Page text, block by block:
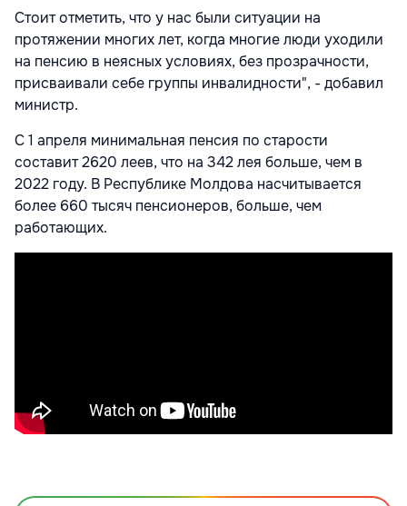
Стоит отметить, что у нас были ситуации на
протяжении многих лет, когда многие люди уходили
на пенсию в неясных условиях, без прозрачности,
присваивали себе группы инвалидности", - добавил
министр.
С 1 апреля минимальная пенсия по старости
составит 2620 леев, что на 342 лея больше, чем в
2022 году. В Республике Молдова насчитывается
более 660 тысяч пенсионеров, больше, чем
работающих.